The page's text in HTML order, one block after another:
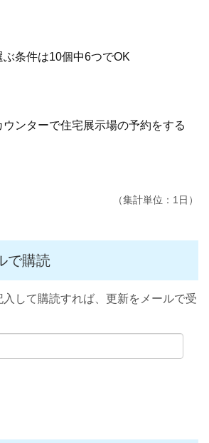
ぶ条件は10個中6つでOK
ウンターで住宅展示場の予約をする
（集計単位：1日）
で購読
入して購読すれば、更新をメールで受